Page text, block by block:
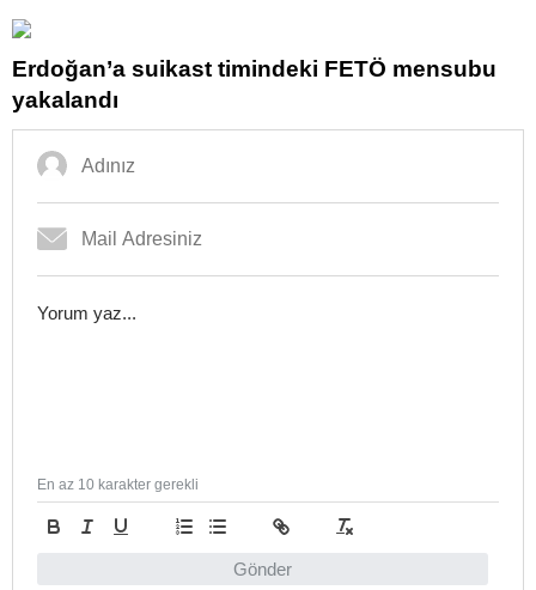
Erdoğan’a suikast timindeki FETÖ mensubu
yakalandı
Gönder
En az 10 karakter gerekli